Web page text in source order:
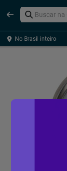
No Brasil inteiro